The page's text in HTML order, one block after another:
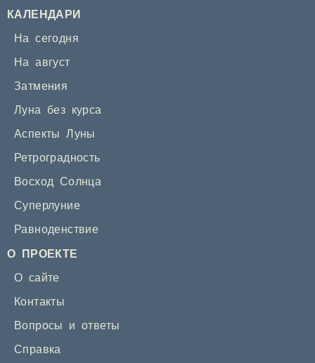
КАЛЕНДАРИ
На сегодня
На август
Затмения
Луна без курса
Аспекты Луны
Ретроградность
Восход Солнца
Суперлуние
Равноденствие
О ПРОЕКТЕ
О сайте
Контакты
Вопросы и ответы
Справка